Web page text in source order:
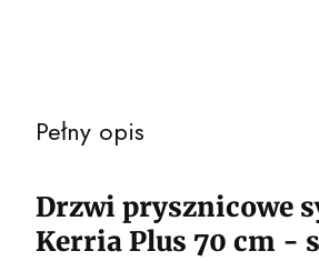
Pełny opis
Drzwi prysznicowe
Kerria Plus 70 cm -